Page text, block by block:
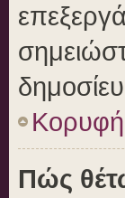
Κορυφή
Πώς